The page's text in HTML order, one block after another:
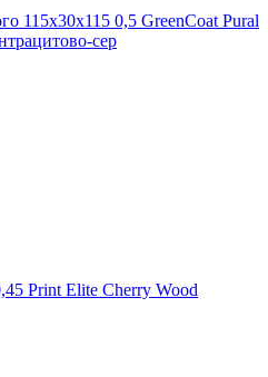
115х30х115 0,5 GreenCoat Pural
сер
Print Elite Cherry Wood